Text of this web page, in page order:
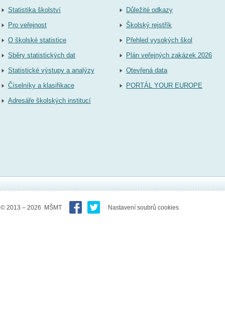
Statistika školství
Pro veřejnost
O školské statistice
Sběry statistických dat
Statistické výstupy a analýzy
Číselníky a klasifikace
Adresáře školských institucí
Důležité odkazy
Školský rejstřík
Přehled vysokých škol
Plán veřejných zakázek 2026
Otevřená data
PORTÁL YOUR EUROPE
© 2013 – 2026 MŠMT Nastavení soubrů cookies